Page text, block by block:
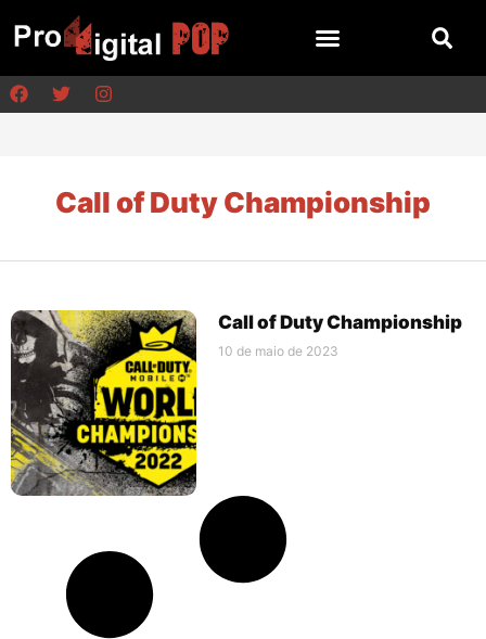
Call of Duty Championship
Call of Duty Championship
10 de maio de 2023